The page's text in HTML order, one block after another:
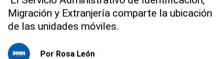
Migración y Extranjería comparte la ubicación
de las unidades móviles.
Por Rosa León